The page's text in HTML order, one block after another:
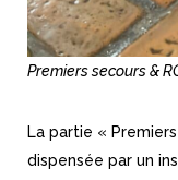
Premiers secours &
La partie «
dispensée par un